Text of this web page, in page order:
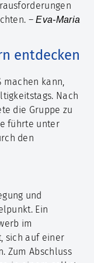
–Eva-Maria
entdecken
kann,
Nach
die Gruppe zu
führte unter
den
und
Ein
im
sich auf einer
Zum Abschluss